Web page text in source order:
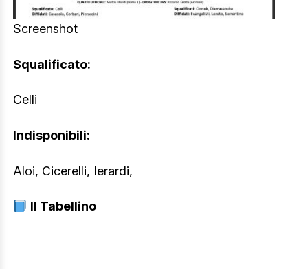
Screenshot
Squalificato:
Celli
Indisponibili:
Aloi, Cicerelli, Ierardi,
Il Tabellino